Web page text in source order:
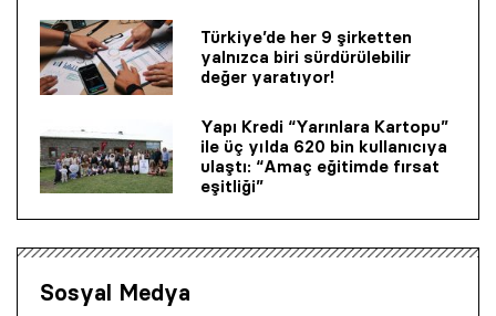
Türkiye’de her 9 şirketten
yalnızca biri sürdürülebilir
değer yaratıyor!
Yapı Kredi “Yarınlara Kartopu”
ile üç yılda 620 bin kullanıcıya
ulaştı: “Amaç eğitimde fırsat
eşitliği”
Sosyal Medya